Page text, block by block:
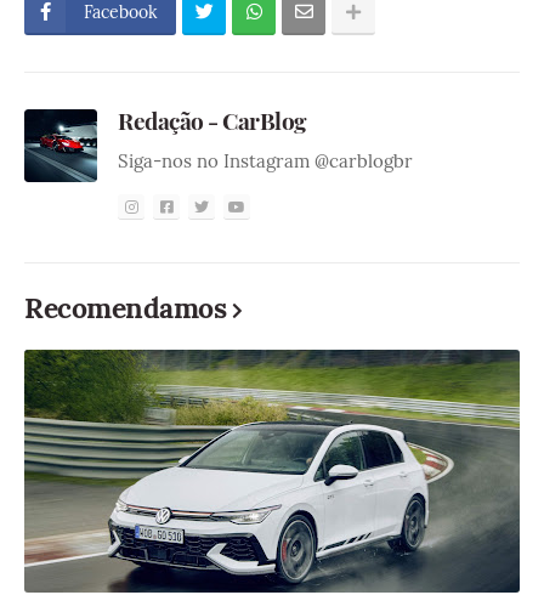
Facebook
Redação - CarBlog
Siga-nos no Instagram @carblogbr
Recomendamos